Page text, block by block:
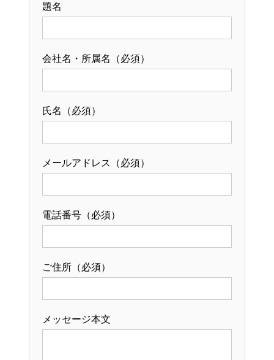
題名
会社名・所属名（必須）
氏名（必須）
メールアドレス（必須）
電話番号（必須）
ご住所（必須）
メッセージ本文